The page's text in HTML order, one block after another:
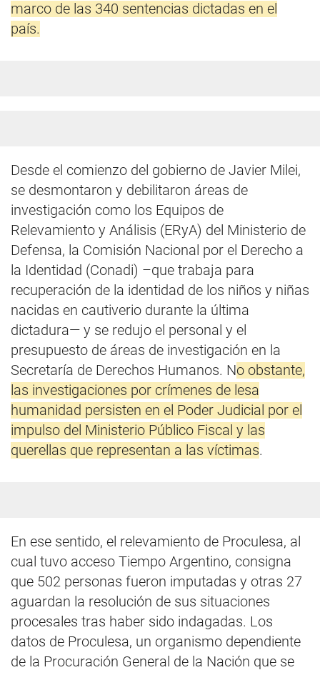
marco de las 340 sentencias dictadas en el
país.
Desde el comienzo del gobierno de Javier Milei,
se desmontaron y debilitaron áreas de
investigación como los Equipos de
Relevamiento y Análisis (ERyA) del Ministerio de
Defensa, la Comisión Nacional por el Derecho a
la Identidad (Conadi) –que trabaja para
recuperación de la identidad de los niños y niñas
nacidas en cautiverio durante la última
dictadura— y se redujo el personal y el
presupuesto de áreas de investigación en la
Secretaría de Derechos Humanos. No obstante,
las investigaciones por crímenes de lesa
humanidad persisten en el Poder Judicial por el
impulso del Ministerio Público Fiscal y las
querellas que representan a las víctimas.
En ese sentido, el relevamiento de Proculesa, al
cual tuvo acceso Tiempo Argentino, consigna
que 502 personas fueron imputadas y otras 27
aguardan la resolución de sus situaciones
procesales tras haber sido indagadas. Los
datos de Proculesa, un organismo dependiente
de la Procuración General de la Nación que se